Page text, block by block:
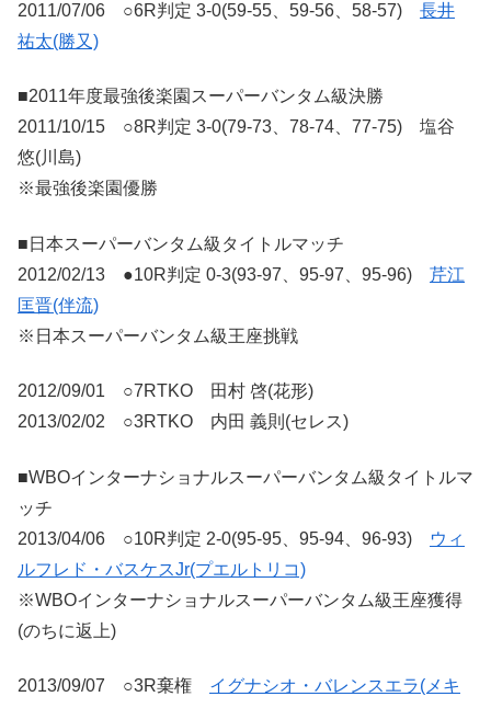
2011/07/06 ○6R判定 3-0(59-55、59-56、58-57) 長井
祐太(勝又)
■2011年度最強後楽園スーパーバンタム級決勝
2011/10/15 ○8R判定 3-0(79-73、78-74、77-75) 塩谷
悠(川島)
※最強後楽園優勝
■日本スーパーバンタム級タイトルマッチ
2012/02/13 ●10R判定 0-3(93-97、95-97、95-96) 芹江
匡晋(伴流)
※日本スーパーバンタム級王座挑戦
2012/09/01 ○7RTKO 田村 啓(花形)
2013/02/02 ○3RTKO 内田 義則(セレス)
■WBOインターナショナルスーパーバンタム級タイトルマ
ッチ
2013/04/06 ○10R判定 2-0(95-95、95-94、96-93)
ウィ
ルフレド・バスケスJr(プエルトリコ)
※WBOインターナショナルスーパーバンタム級王座獲得
(のちに返上)
2013/09/07 ○3R棄権 イグナシオ・バレンスエラ(メキ